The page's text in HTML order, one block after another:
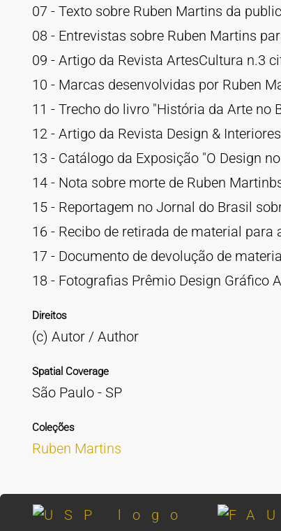
07 - Texto sobre Ruben Martins da
08 - Entrevistas sobre Ruben Martins
09 - Artigo da Revista ArtesCultura n.3
10 - Marcas desenvolvidas por Ruben
11 - Trecho do livro "História da Arte no
12 - Artigo da Revista Design &
13 - Catálogo da Exposição "O Design
14 - Nota sobre morte de Ruben
15 - Reportagem no Jornal do Brasil
16 - Recibo de retirada de material para
17 - Documento de devolução de
18 - Fotografias Prêmio Design Gráfico
Direitos
(c) Autor / Author
Spatial Coverage
São Paulo - SP
Coleções
Ruben Martins